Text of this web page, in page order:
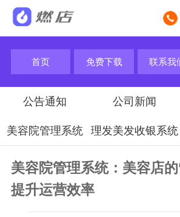
首页 免费下载 联系我
公告通知 公司新闻
美容院管理系统 理发美发收银系统
美容院管理系统：美容店的
提升运营效率